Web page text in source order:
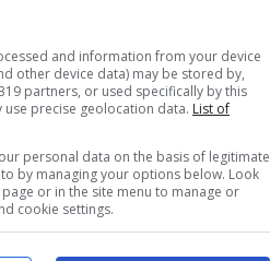
non tutti erano
chi riteneva che in
stati suoi, invece in
2003 è arrivato
presidente Yamaha a
and information from your device
other device data) may be stored by,
partners, or used specifically by this
precise geolocation data. List of
personal data on the basis of legitimate
by managing your options below. Look
or in the site menu to manage or
cookie settings.